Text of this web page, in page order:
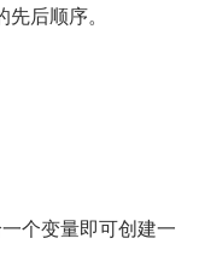
后顺序。
个变量即可创建一